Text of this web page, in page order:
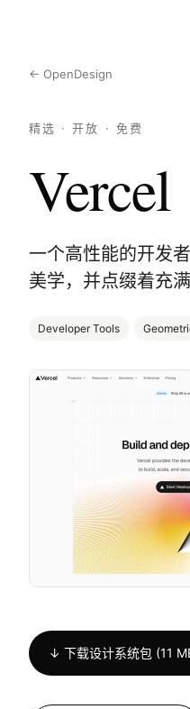
← OpenDesign
精选 · 开放 · 免费
Vercel
一个高性能的开发
美学，并点缀着充
Developer Tools
↓ 下载设计系统包 (11